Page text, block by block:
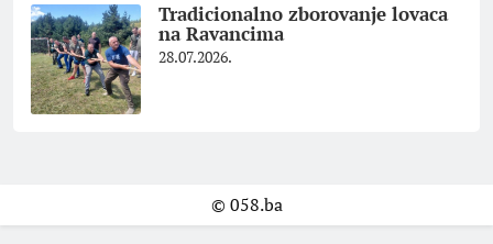
Tradicionalno zborovanje lovaca
na Ravancima
28.07.2026.
© 058.ba